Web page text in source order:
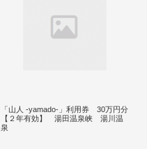
「山人 -yamado-」利用券 30万円分
【２年有効】 湯田温泉峡 湯川温
泉